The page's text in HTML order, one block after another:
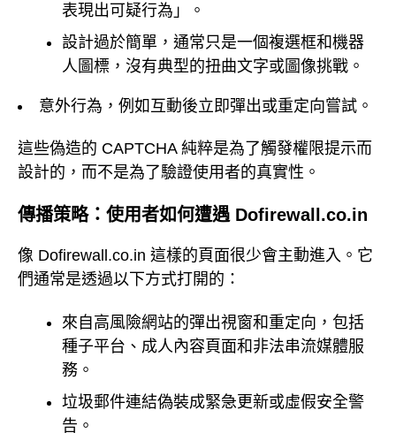
表現出可疑行為」。
設計過於簡單，通常只是一個複選框和機器
人圖標，沒有典型的扭曲文字或圖像挑戰。
意外行為，例如互動後立即彈出或重定向嘗試。
這些偽造的 CAPTCHA 純粹是為了觸發權限提示而
設計的，而不是為了驗證使用者的真實性。
傳播策略：使用者如何遭遇 Dofirewall.co.in
像 Dofirewall.co.in 這樣的頁面很少會主動進入。它
們通常是透過以下方式打開的：
來自高風險網站的彈出視窗和重定向，包括
種子平台、成人內容頁面和非法串流媒體服
務。
垃圾郵件連結偽裝成緊急更新或虛假安全警
告。